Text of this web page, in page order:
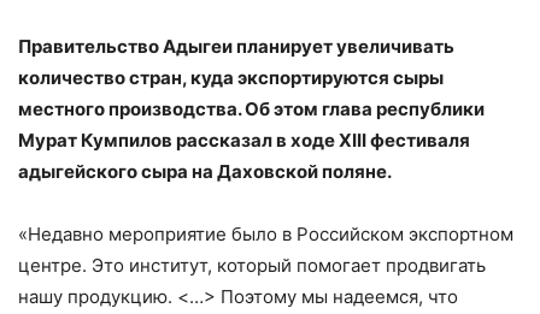
Правительство Адыгеи планирует увеличивать
количество стран, куда экспортируются сыры
местного производства. Об этом глава республики
Мурат Кумпилов рассказал в ходе XIII фестиваля
адыгейского сыра на Даховской поляне.
«Недавно мероприятие было в Российском экспортном
центре. Это институт, который помогает продвигать
нашу продукцию. <…> Поэтому мы надеемся, что